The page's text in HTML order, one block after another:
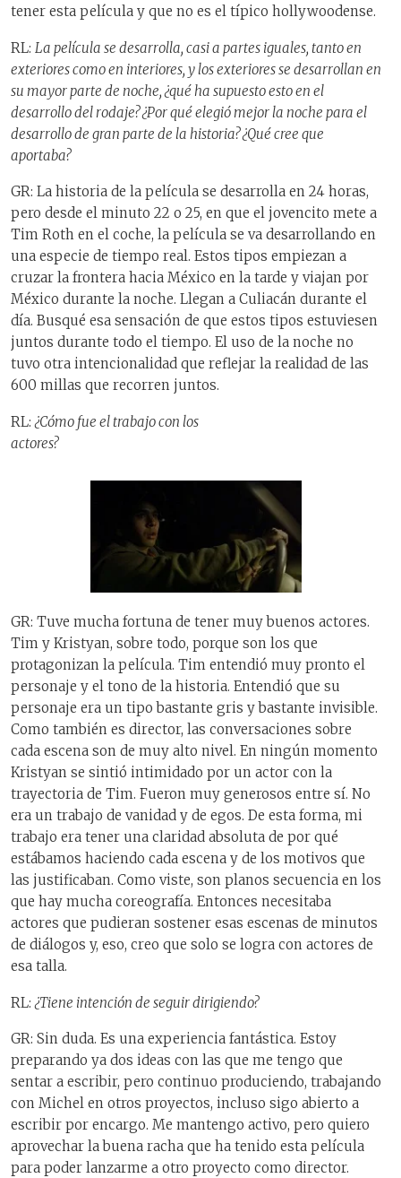
tener esta película y que no es el típico hollywoodense.
RL: La película se desarrolla, casi a partes iguales, tanto en
exteriores como en interiores, y los exteriores se desarrollan en
su mayor parte de noche, ¿qué ha supuesto esto en el
desarrollo del rodaje? ¿Por qué elegió mejor la noche para el
desarrollo de gran parte de la historia? ¿Qué cree que
aportaba?
GR: La historia de la película se desarrolla en 24 horas,
pero desde el minuto 22 o 25, en que el jovencito mete a
Tim Roth en el coche, la película se va desarrollando en
una especie de tiempo real. Estos tipos empiezan a
cruzar la frontera hacia México en la tarde y viajan por
México durante la noche. Llegan a Culiacán durante el
día. Busqué esa sensación de que estos tipos estuviesen
juntos durante todo el tiempo. El uso de la noche no
tuvo otra intencionalidad que reflejar la realidad de las
600 millas que recorren juntos.
RL:¿Cómo fue el trabajo con los
actores?
GR: Tuve mucha fortuna de tener muy buenos actores.
Tim y Kristyan, sobre todo, porque son los que
protagonizan la película. Tim entendió muy pronto el
personaje y el tono de la historia. Entendió que su
personaje era un tipo bastante gris y bastante invisible.
Como también es director, las conversaciones sobre
cada escena son de muy alto nivel. En ningún momento
Kristyan se sintió intimidado por un actor con la
trayectoria de Tim. Fueron muy generosos entre sí. No
era un trabajo de vanidad y de egos. De esta forma, mi
trabajo era tener una claridad absoluta de por qué
estábamos haciendo cada escena y de los motivos que
las justificaban. Como viste, son planos secuencia en los
que hay mucha coreografía. Entonces necesitaba
actores que pudieran sostener esas escenas de minutos
de diálogos y, eso, creo que solo se logra con actores de
esa talla.
RL:¿Tiene intención de seguir dirigiendo?
GR: Sin duda. Es una experiencia fantástica. Estoy
preparando ya dos ideas con las que me tengo que
sentar a escribir, pero continuo produciendo, trabajando
con Michel en otros proyectos, incluso sigo abierto a
escribir por encargo. Me mantengo activo, pero quiero
aprovechar la buena racha que ha tenido esta película
para poder lanzarme a otro proyecto como director.